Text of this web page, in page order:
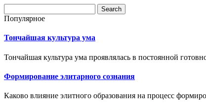
Популярное
Тончайшая культура ума
Тончайшая культура ума проявлялась в постоянной
Формирование элитарного сознания
Каково влияние элитного образования на процесс